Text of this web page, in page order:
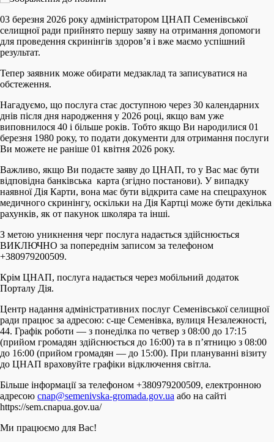
03 березня 2026 року адміністратором ЦНАП Семенівської
селищної ради прийнято першу заяву на отримання допомоги
для проведення скринінгів здоров’я і вже маємо успішний
результат.
Тепер заявник може обирати медзаклад та записуватися на
обстеження.
Нагадуємо, що послуга стає доступною через 30 календарних
днів після дня народження у 2026 році, якщо вам уже
виповнилося 40 і більше років. Тобто якщо Ви народилися 01
березня 1980 року, то подати документи для отримання послуги
Ви можете не раніше 01 квітня 2026 року.
Важливо, якщо Ви подаєте заяву до ЦНАП, то у Вас має бути
відповідна банківська карта (згідно постанови). У випадку
наявної Дія Карти, вона має бути відкрита саме на спецрахунок
медичного скринінгу, оскільки на Дія Картці може бути декілька
рахунків, як от пакунок школяра та інші.
З метою уникнення черг послуга надається здійснюється
ВИКЛЮЧНО за попереднім записом за телефоном
+380979200509.
Крім ЦНАП, послуга надається через мобільний додаток
Порталу Дія.
Центр надання адміністративних послуг Семенівської селищної
ради працює за адресою: с-ще Семенівка, вулиця Незалежності,
44. Графік роботи — з понеділка по четвер з 08:00 до 17:15
(прийом громадян здійснюється до 16:00) та в п’ятницю з 08:00
до 16:00 (прийом громадян — до 15:00). При плануванні візиту
до ЦНАП враховуйте графіки відключення світла.
Більше інформації за телефоном +380979200509, електронною
адресою cnap@semenivska-gromada.gov.ua або на сайті
https://sem.cnapua.gov.ua/
Ми працюємо для Вас!